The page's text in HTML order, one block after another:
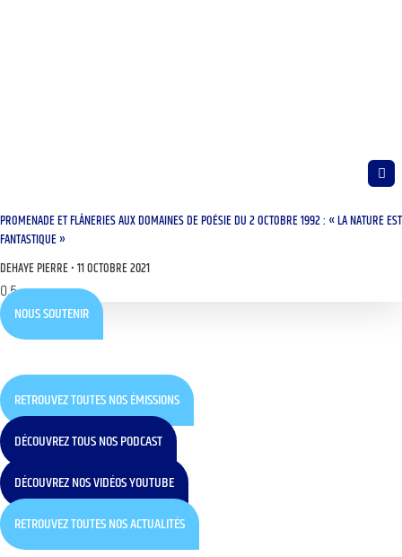
PROMENADE ET FLÂNERIES AUX DOMAINES DE POÉSIE DU 2 OCTOBRE 1992 : « LA NATURE EST
FANTASTIQUE »
DEHAYE PIERRE 11 OCTOBRE 2021
NOUS SOUTENIR
RETROUVEZ TOUTES NOS ÉMISSIONS
DÉCOUVREZ TOUS NOS PODCAST
DÉCOUVREZ NOS VIDÉOS YOUTUBE
RETROUVEZ TOUTES NOS ACTUALITÉS